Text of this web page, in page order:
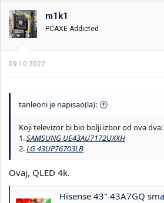
o
v
a
n
:
m1k1
PCAXE Addicted
09.10.2022.
tanleoni je napisao(la):
Koji televizor bi bio bolji izbor od ova dva:
1.SAMSUNG UE43AU7172UXXH
2.LG 43UP76703LB
Ovaj, QLED 4k.
Hisense 43" 43A7GQ